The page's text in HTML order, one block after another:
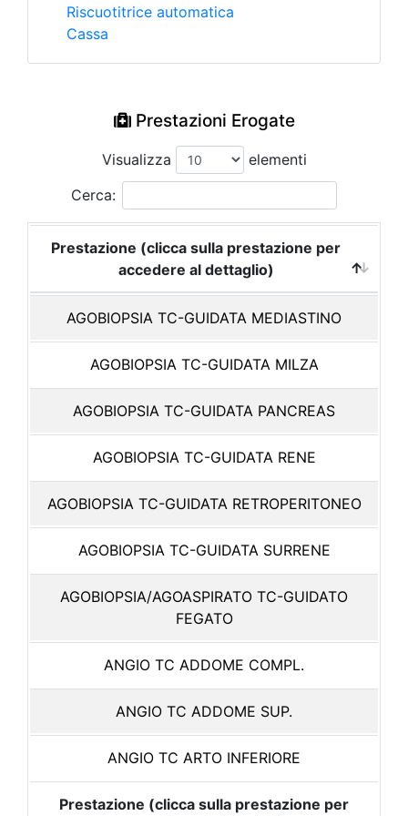
Riscuotitrice automatica
Cassa
Prestazioni Erogate
Visualizza
elementi
Cerca:
Prestazione (clicca sulla prestazione per
accedere al dettaglio)
AGOBIOPSIA TC-GUIDATA MEDIASTINO
AGOBIOPSIA TC-GUIDATA MILZA
AGOBIOPSIA TC-GUIDATA PANCREAS
AGOBIOPSIA TC-GUIDATA RENE
AGOBIOPSIA TC-GUIDATA RETROPERITONEO
AGOBIOPSIA TC-GUIDATA SURRENE
AGOBIOPSIA/AGOASPIRATO TC-GUIDATO
FEGATO
ANGIO TC ADDOME COMPL.
ANGIO TC ADDOME SUP.
ANGIO TC ARTO INFERIORE
Prestazione (clicca sulla prestazione per